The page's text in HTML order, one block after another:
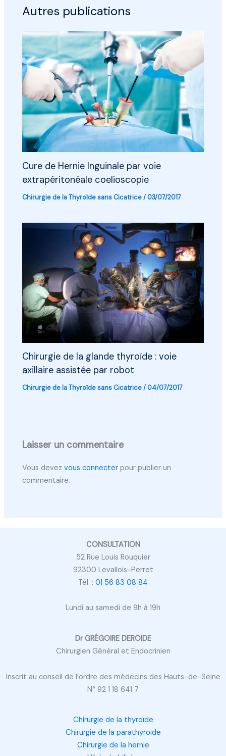
Autres publications
Cure de Hernie Inguinale par voie
extrapéritonéale coelioscopie
Chirurgie de la Thyroïde sans Cicatrice/03/07/2017
Chirurgie de la glande thyroïde : voie
axillaire assistée par robot
Chirurgie de la Thyroïde sans Cicatrice/04/07/2017
Laisser un commentaire
Vous devezvous connecter pour publier un
commentaire.
CONSULTATION
52 Rue Louis Rouquier
92300 Levallois-Perret
Tél. : 01 56 83 08 84
Lundi au samedi de 9h à 19h
Dr GRÉGOIRE DEROIDE
Chirurgien Général et Endocrinien
Inscrit au conseil de l’ordre des médecins des Hauts-de-Seine
N° 92 1 18 641 7
Chirurgie de la thyroïde
Chirurgie de la parathyroïde
Chirurgie de la hernie